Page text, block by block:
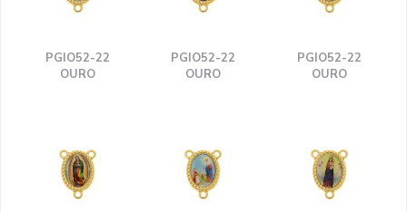
PGIO52-22
OURO
PGIO52-22
OURO
PGIO52-22
OURO